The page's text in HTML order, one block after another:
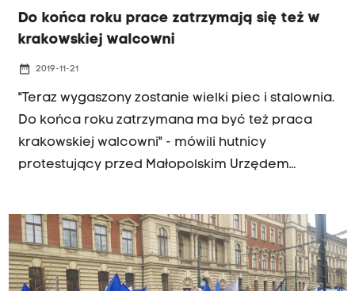
Do końca roku prace zatrzymają się też w
krakowskiej walcowni
date_range 2019-11-21
"Teraz wygaszony zostanie wielki piec i stalownia.
Do końca roku zatrzymana ma być też praca
krakowskiej walcowni" - mówili hutnicy
protestujący przed Małopolskim Urzędem
prośbą o podjęcie działań i rozmowy z władzami
spółki ArcelorMittal. Podkreślali, że zamykanie
kolejnych linii produkcyjnych doprowadzi do